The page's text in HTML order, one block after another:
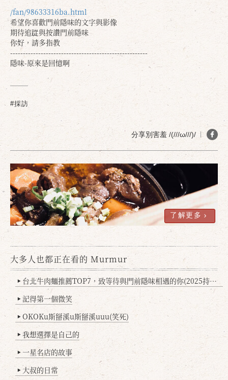
/fan/98633316ba.html
希望你喜歡門前隱味的文字與影像
期待追踨與按讚門前隱味
你好，請多指教
------------------------------------------------------
隱味-原來是回憶啊
#採訪
分享別害羞 /(///ω///)/
了解更多
大多人也都正在看的 Murmur
▶ 台北牛肉麵推薦TOP7，致等待與門前隱味相遇的你(2025持續更新
▶ 記得第一個微笑
▶ OKOKu斯掰溪u斯掰溪uuu(笑死)
▶ 我想選擇是自己的
▶ 一星名店的故事
▶ 大叔的日常